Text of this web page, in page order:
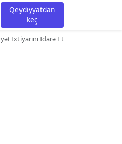
Qeydiyyatdan
keç
İxtiyarını İdarə Et